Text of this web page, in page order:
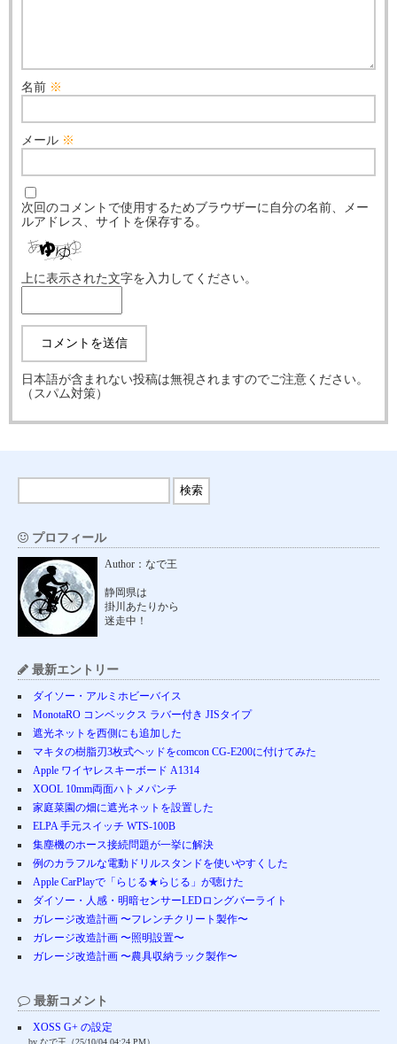
名前 ※
メール ※
次回のコメントで使用するためブラウザーに自分の名前、メー
ルアドレス、サイトを保存する。
上に表示された文字を入力してください。
日本語が含まれない投稿は無視されますのでご注意ください。
（スパム対策）
プロフィール
Author：なで王
静岡県は
掛川あたりから
迷走中！
最新エントリー
ダイソー・アルミホビーバイス
MonotaRO コンベックス ラバー付き JISタイプ
遮光ネットを西側にも追加した
マキタの樹脂刃3枚式ヘッドをcomcon CG-E200に付けてみた
Apple ワイヤレスキーボード A1314
XOOL 10mm両面ハトメパンチ
家庭菜園の畑に遮光ネットを設置した
ELPA 手元スイッチ WTS-100B
集塵機のホース接続問題が一挙に解決
例のカラフルな電動ドリルスタンドを使いやすくした
Apple CarPlayで「らじる★らじる」が聴けた
ダイソー・人感・明暗センサーLEDロングバーライト
ガレージ改造計画 〜フレンチクリート製作〜
ガレージ改造計画 〜照明設置〜
ガレージ改造計画 〜農具収納ラック製作〜
最新コメント
XOSS G+ の設定
by なで王（25/10/04 04:24 PM）